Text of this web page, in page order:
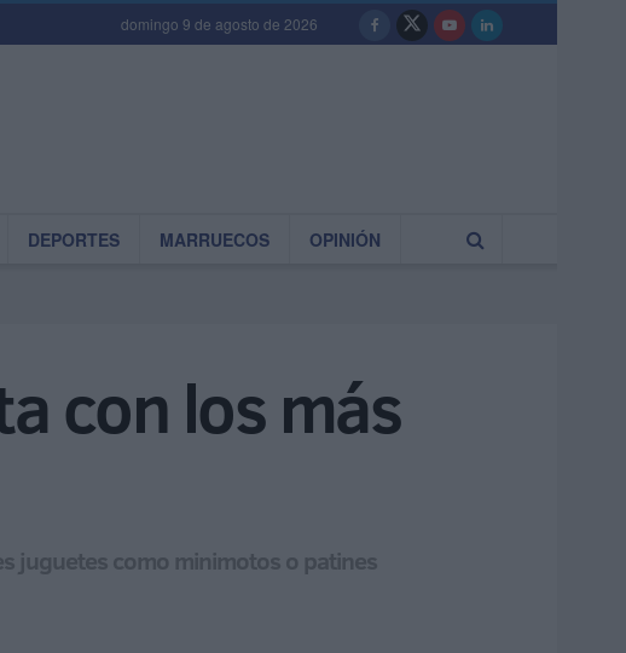
domingo 9 de agosto de 2026
DEPORTES MARRUECOS OPINIÓN
con los más
juguetes como minimotos o patines